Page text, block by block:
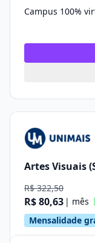
Campus 100%
Artes Visuais
R$ 322,50
R$ 80,63 | mês
Mensalidade